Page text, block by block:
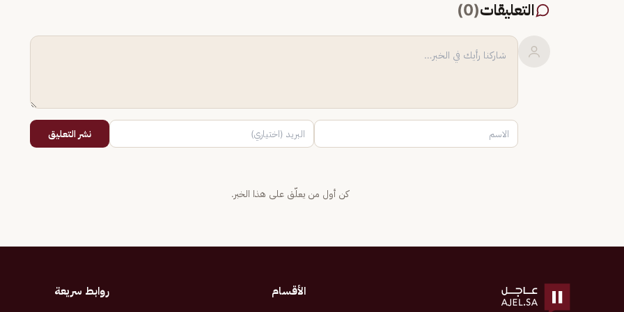
التعليقات(
0
)
نشر التعليق
كن أول من يعلّق على هذا الخبر.
الأقسام روابط سريعة